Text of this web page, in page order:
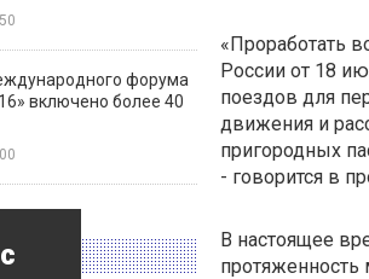
форума
включено более 40
«Проработать
России от 18
поездов для
движения и
пригородных
- говорится в
В настоящее